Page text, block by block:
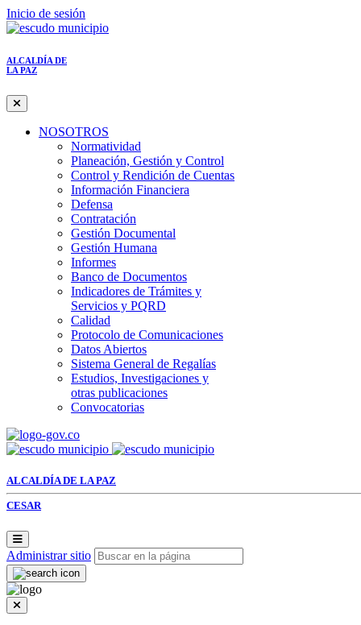
Inicio de sesión
ALCALDÍA DE
LA PAZ
NOSOTROS
Normatividad
Planeación, Gestión y Control
Control y Rendición de Cuentas
Información Financiera
Defensa
Contratación
Gestión Documental
Gestión Humana
Informes
Banco de Documentos
Indicadores de Trámites y
Servicios y PQRD
Calidad
Protocolo de Comunicaciones
Datos Abiertos
Sistema General de Regalías
Estudios, Investigaciones y
otras publicaciones
Convocatorias
ALCALDÍA DE LA PAZ
CESAR
Administrar sitio